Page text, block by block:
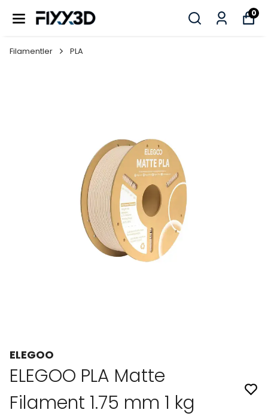
0
Filamentler PLA
ELEGOO
ELEGOO PLA Matte
Filament 1.75 mm 1 kg